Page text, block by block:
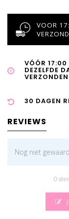
VOOR
VÓÓR 17:00
DEZELFDE
VERZONDEN
30 DAGEN
REVIEWS
Nog niet
0